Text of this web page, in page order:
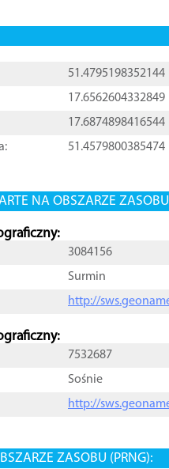
51.4795198352144
17.6562604332849
17.6874898416544
51.4579800385474
NA OBSZARZE
3084156
Surmin
http://
7532687
Sośnie
http://
ZASOBU (PRNG):